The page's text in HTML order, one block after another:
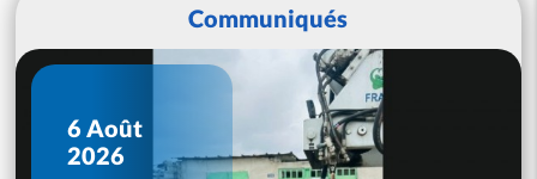
Communiqués
6 Août
2026